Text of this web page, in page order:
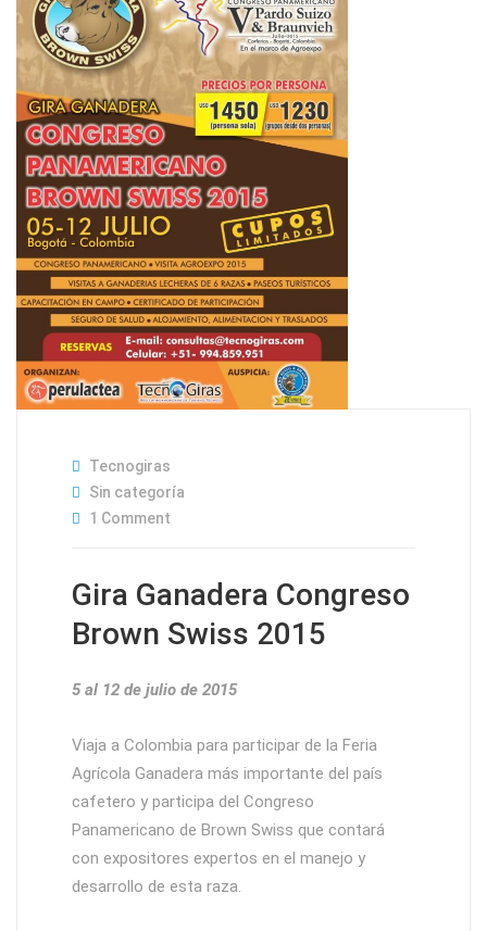
Tecnogiras
Sin categoría
1 Comment
Gira Ganadera Congreso
Brown Swiss 2015
5 al 12 de julio de 2015
Viaja a Colombia para participar de la Feria
Agrícola Ganadera más importante del país
cafetero y participa del Congreso
Panamericano de Brown Swiss que contará
con expositores expertos en el manejo y
desarrollo de esta raza.